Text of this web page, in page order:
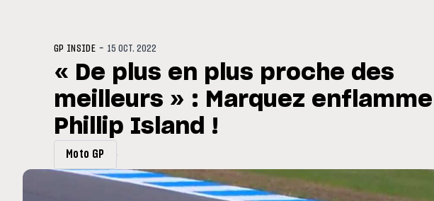
club spécial dans
Grande-Bretagne
GP INSIDE - 15 OCT. 2022
« De plus en plus proche des
meilleurs » : Marquez enflamme
Phillip Island !
Moto GP